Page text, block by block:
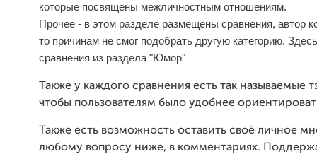
которые посвящены межличностным отношениям.
Прочее - в этом разделе размещены сравнения, автор
то причинам не смог подобрать другую категорию.
сравнения из раздела "Юмор"
Также у каждого сравнения есть так называемые
чтобы пользователям было удобнее
Также есть возможность оставить своё личное
любому вопросу ниже, в комментариях.